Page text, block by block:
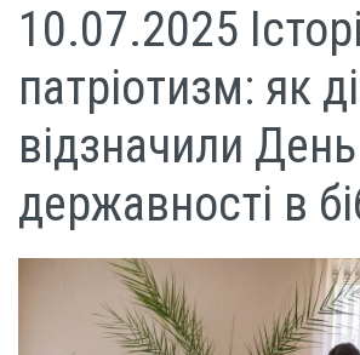
10.07.2025
патріотизм: як
відзначили День
державності в